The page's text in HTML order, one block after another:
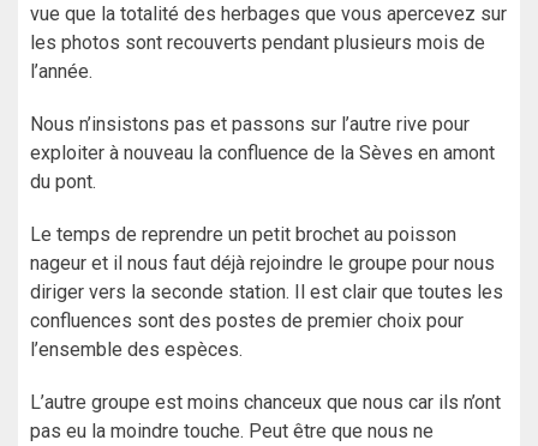
vue que la totalité des herbages que vous apercevez sur
les photos sont recouverts pendant plusieurs mois de
l’année.
Nous n’insistons pas et passons sur l’autre rive pour
exploiter à nouveau la confluence de la Sèves en amont
du pont.
Le temps de reprendre un petit brochet au poisson
nageur et il nous faut déjà rejoindre le groupe pour nous
diriger vers la seconde station. Il est clair que toutes les
confluences sont des postes de premier choix pour
l’ensemble des espèces.
L’autre groupe est moins chanceux que nous car ils n’ont
pas eu la moindre touche. Peut être que nous ne